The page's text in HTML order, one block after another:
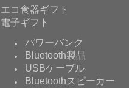
エコ食器ギフト
電子ギフト
パワーバンク
Bluetooth製品
USBケーブル
Bluetoothスピーカー